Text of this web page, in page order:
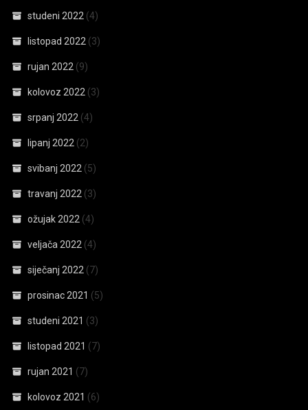
studeni 2022 (4)
listopad 2022 (3)
rujan 2022 (9)
kolovoz 2022 (3)
srpanj 2022 (4)
lipanj 2022 (2)
svibanj 2022 (5)
travanj 2022 (3)
ožujak 2022 (4)
veljača 2022 (4)
siječanj 2022 (7)
prosinac 2021 (5)
studeni 2021 (3)
listopad 2021 (7)
rujan 2021 (7)
kolovoz 2021 (6)